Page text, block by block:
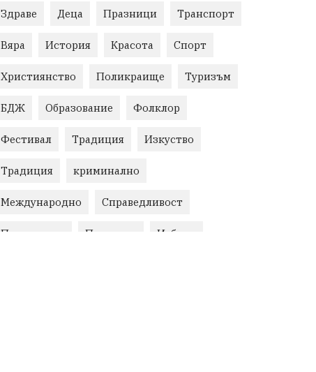
Здраве Деца Празници Транспорт
Вяра История Красота Спорт
Християнство Поликраище Туризъм
БДЖ Образование Фолклор
Фестивал Традиция Изкуство
Традиция криминално
Международно Справедливост
Правосъдие Протести Избори